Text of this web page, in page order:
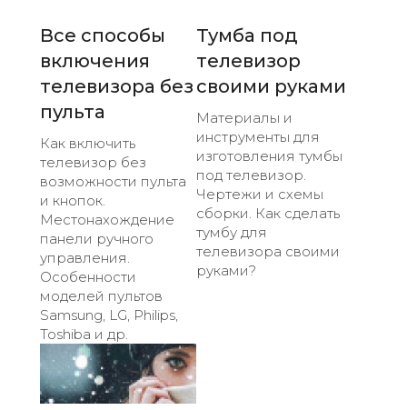
Все способы
включения
телевизора без
пульта
Как включить
телевизор без
возможности пульта
и кнопок.
Местонахождение
панели ручного
управления.
Особенности
моделей пультов
Samsung, LG, Philips,
Toshiba и др.
Тумба под
телевизор
своими руками
Материалы и
инструменты для
изготовления тумбы
под телевизор.
Чертежи и схемы
сборки. Как сделать
тумбу для
телевизора своими
руками?